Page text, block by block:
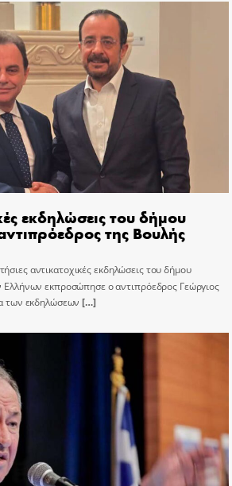
εκδηλώσεις του δήμου
της Βουλής
αντικατοχικές εκδηλώσεις του δήμου
εκπροσώπησε ο αντιπρόεδρος Γεώργιος
των εκδηλώσεων […]